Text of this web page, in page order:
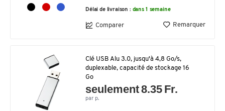
Délai de livraison : dans 1 semaine
Comparer Remarquer
Clé USB Alu 3.0, jusqu'à 4,8 Go/s,
duplexable, capacité de stockage 16
Go
seulement 8.35 Fr.
par p.